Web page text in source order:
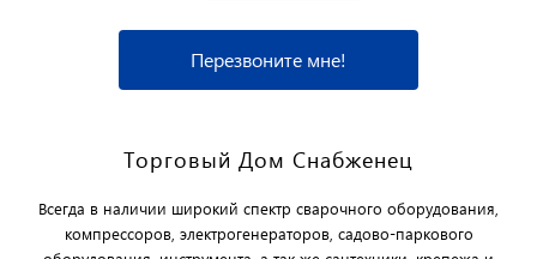
Перезвоните мне!
Торговый Дом Снабженец
Всегда в наличии широкий спектр сварочного оборудования,
компрессоров, электрогенераторов, садово-паркового